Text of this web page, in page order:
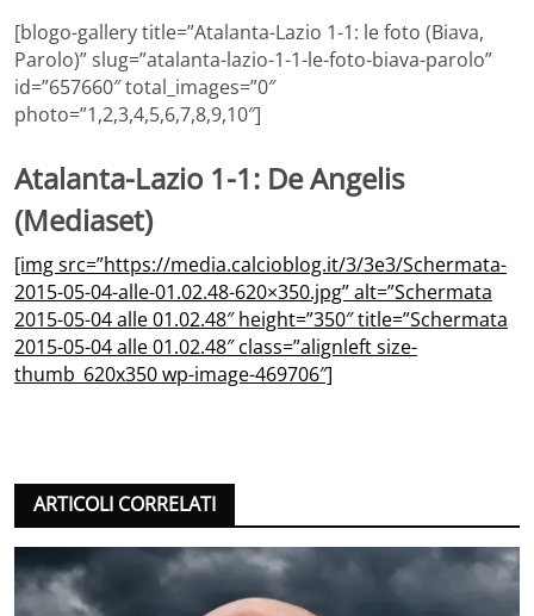
[blogo-gallery title=”Atalanta-Lazio 1-1: le foto (Biava,
Parolo)” slug=”atalanta-lazio-1-1-le-foto-biava-parolo”
id=”657660″ total_images=”0″
photo=”1,2,3,4,5,6,7,8,9,10″]
Atalanta-Lazio 1-1: De Angelis
(Mediaset)
[img src=”https://media.calcioblog.it/3/3e3/Schermata-
2015-05-04-alle-01.02.48-620×350.jpg” alt=”Schermata
2015-05-04 alle 01.02.48″ height=”350″ title=”Schermata
2015-05-04 alle 01.02.48″ class=”alignleft size-
thumb_620x350 wp-image-469706″]
ARTICOLI CORRELATI